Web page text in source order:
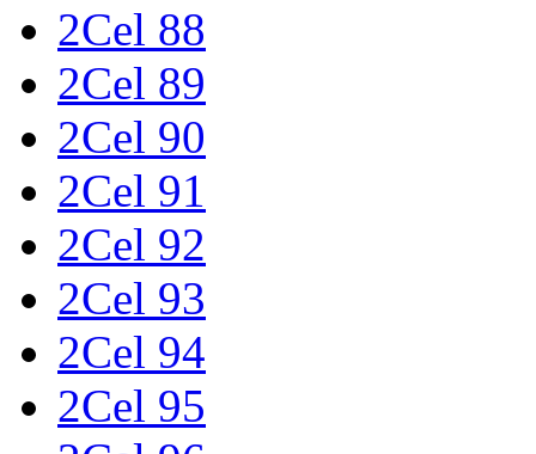
2Cel 88
2Cel 89
2Cel 90
2Cel 91
2Cel 92
2Cel 93
2Cel 94
2Cel 95